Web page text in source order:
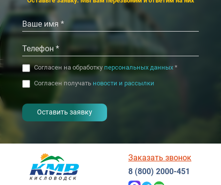
Согласен на обработку персональных данных*
Согласен получать новости и рассылки
Заказать звонок
8 (800) 2000-451